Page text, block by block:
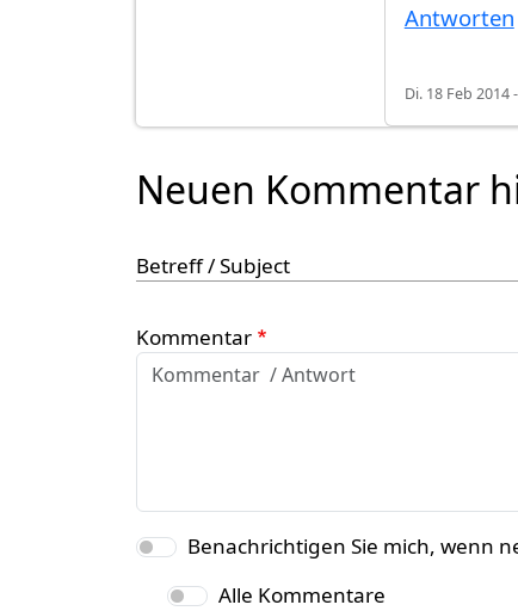
Antworten
Di. 18 Feb 2014
Neuen Kommentar
Betreff / Subject
Kommentar
Benachrichtigen Sie mich, wenn
Alle Kommentare